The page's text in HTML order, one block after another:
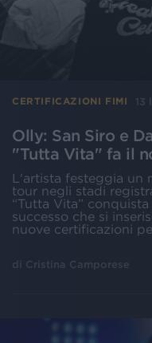
CERTIFICAZIONI FIMI 13
Olly: San Siro e
"Tutta Vita" fa il
L'artista festeggia un
tour negli stadi
“Tutta Vita”
successo che si
nuove certificazioni
di Cristina Camporese